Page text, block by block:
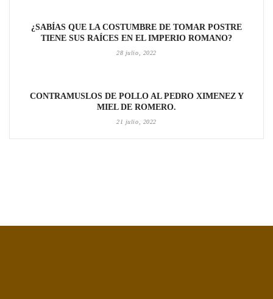
¿SABÍAS QUE LA COSTUMBRE DE TOMAR POSTRE
TIENE SUS RAÍCES EN EL IMPERIO ROMANO?
28 julio, 2022
CONTRAMUSLOS DE POLLO AL PEDRO XIMENEZ Y
MIEL DE ROMERO.
21 julio, 2022